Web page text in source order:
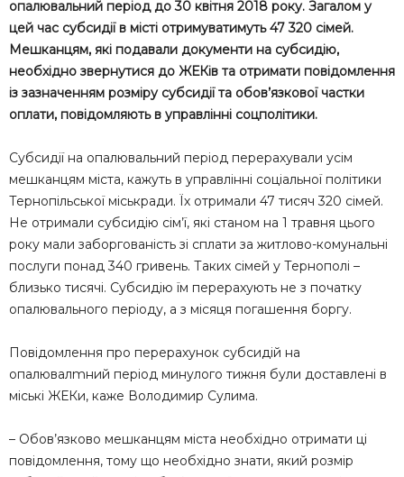
опалювальний період до 30 квітня 2018 року. Загалом у
цей час субсидії в місті отримуватимуть 47 320 сімей.
Мешканцям, які подавали документи на субсидію,
необхідно звернутися до ЖЕКів та отримати повідомлення
із зазначенням розміру субсидії та обов’язкової частки
оплати, повідомляють в управлінні соцполітики.
Субсидії на опалювальний період перерахували усім
мешканцям міста, кажуть в управлінні соціальної політики
Тернопільської міськради. Їх отримали 47 тисяч 320 сімей.
Не отримали субсидію сім’ї, які станом на 1 травня цього
року мали заборгованість зі сплати за житлово-комунальні
послуги понад 340 гривень. Таких сімей у Тернополі –
близько тисячі. Субсидію їм перерахують не з початку
опалювального періоду, а з місяця погашення боргу.
Повідомлення про перерахунок субсидій на
опалювалmний період минулого тижня були доставлені в
міські ЖЕКи, каже Володимир Сулима.
– Обов’язково мешканцям міста необхідно отримати ці
повідомлення, тому що необхідно знати, який розмір